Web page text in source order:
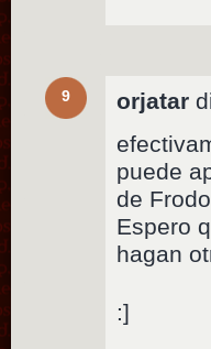
9 orjatar
puede
de
Espero
hagan
:]